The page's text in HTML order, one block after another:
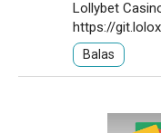
Lollybet
https://
Balas